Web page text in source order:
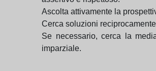
Ascolta attivamente la
Cerca soluzioni
Se necessario, cerca la
imparziale.